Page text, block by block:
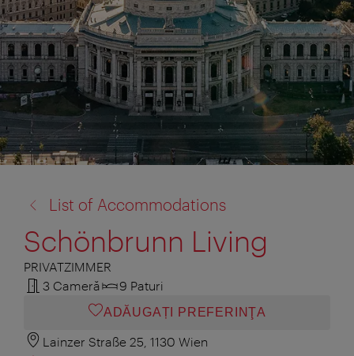
la:
List of Accommodations
Schönbrunn Living
PRIVATZIMMER
3 Cameră
9 Paturi
ADĂUGAȚI PREFERINŢA
Lainzer Straße 25, 1130 Wien